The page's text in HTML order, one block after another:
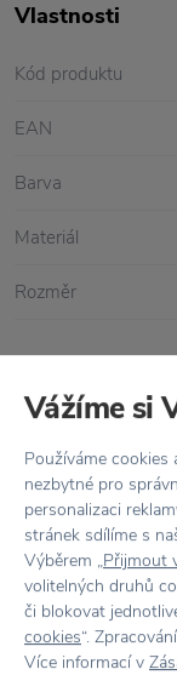
Vše skladem,
Doprava
Vrácení zboží
7500+
Showroom
Vlastnosti
Kód produktu
EAN
Barva
Materiál
Rozměr
Vážíme si
Používáme cookies
nezbytné pro
personalizaci
stránek sdílíme s
Výběrem „Přijmout
volitelných druhů
či blokovat
cookies“.
Více informací v